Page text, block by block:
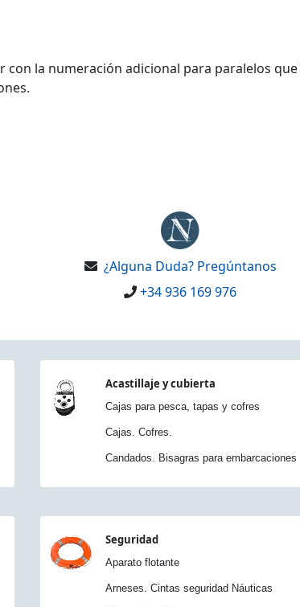
con la numeración adicional para paralelos
¿Alguna Duda? Pregúntanos
+34 936 169 976
Acastillaje y cubierta
Cajas para pesca, tapas y cofres
Cajas. Cofres.
Candados. Bisagras para embarcaciones
Seguridad
Aparato flotante
Arneses. Cintas seguridad Náuticas